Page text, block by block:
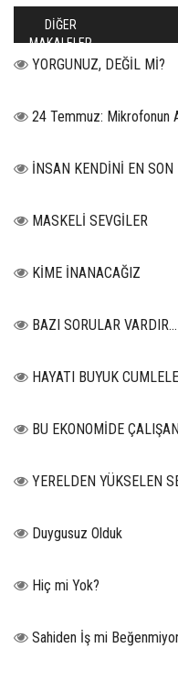
DİĞER
MAKALELER
YORGUNUZ, DEĞİL Mİ?
24 Temmuz: Mikrofonun
İNSAN KENDİNİ EN SON
MASKELİ SEVGİLER
KİME İNANACAĞIZ
BAZI SORULAR VARDIR…
HAYATI BUYUK
BU EKONOMİDE
YERELDEN YÜKSELEN
Duygusuz Olduk
Hiç mi Yok?
Sahiden İş mi